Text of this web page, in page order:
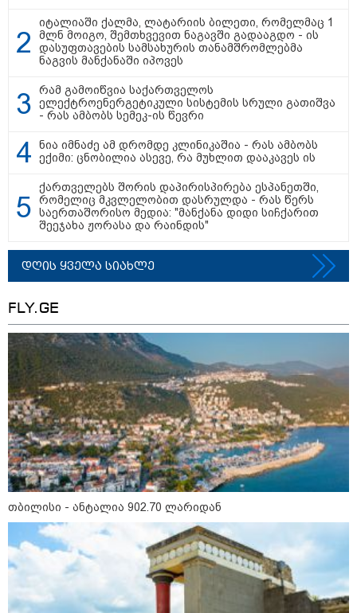
11:28 / 06-08-2026
"მასშტაბური
სამუშაოების შედეგად,
რკინიგზის
შეძლებენ, რომ
თბილისიდან ბათუმში 4
საათში იმგზავრონ" -
მოადგილე
11:16 / 06-08-2026
ცნობილი ხდება, რომ
მოსკოვში, რესტორანში
მომხდარ აფეთქებას
ემსხვერპლა - კურიერის
მიერ მიტანილი
"საჩუქარი" და
ახალი დეტალები
11:08 / 06-
"დააკავეს
იერსახე
"თქვენი შეცდომა არის
დანაშაულის ტოლფასი, რომ­ლის
დას­ტუ­რებ წარ­სულ­ში თქვენ­და­მი
დიდ პა­ტი­ვის­ცე­მას" - ეკა კუპატაძე
ნანუკა ჟორჟოლიანს
გვეთქვა" - რას წერს
არქიმანდრიტი ილია თოლორაია
სოციალურ ქსელში?
ცნობილია რა მუხლით დააკავეს
ნია იმნაძე - ამ დრომდე ის
კლინიკაშია: რას ამბობს ექიმი
"მანიაკებო, დამპლებო, შენ არ იცი
რომ ნია არაფერშუაში არაა?!" -
გიგა ავალიანის საქმეზე ნია
იმნაძეს აკავებენ
იტალიაში ქალმა, ლატარიის ბილეთი, რომელმაც 1
მლნ მოიგო, შემთხვევით ნაგავში გადააგდო - ის
დასუფთავების სამსახურის თანამშრომლებმა
ნაგვის მანქანაში იპოვეს
რამ გამოიწვია საქართველოს
ელექტროენერგეტიკული სისტემის სრული გათიშვა
- რას ამბობს სემეკ-ის წევრი
ნია იმნაძე ამ დრომდე კლინიკაშია - რას ამბობს
ექიმი: ცნობილია ასევე, რა მუხლით დააკავეს ის
ქართველებს შორის დაპირისპირება ესპანეთში,
რომელიც მკვლელობით დასრულდა - რას წერს
საერთაშორისო მედია: "მანქანა დიდი სიჩქარით
შეეჯახა ჟორასა და რაინდის"
დღის ყველა სიახლე
FLY.GE
თბილისი - ანტალია 902.70 ლარიდან